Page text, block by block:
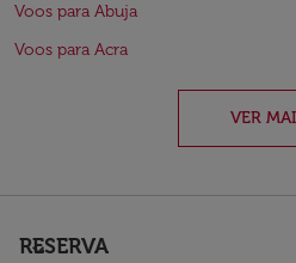
Voos para Abuja
Voos para Acra
VER
RESERVA
keyboard_arrow_down